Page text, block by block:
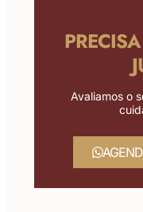
Avaliamos o